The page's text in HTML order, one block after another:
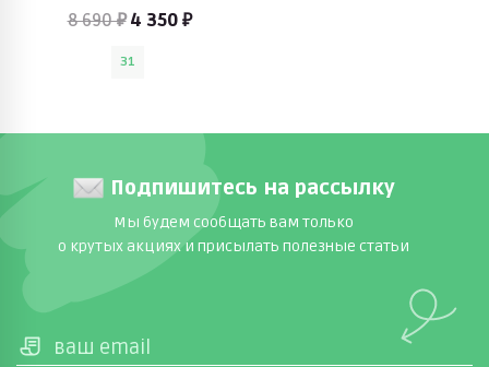
(зеленый)
8 690 ₽ 4 350 ₽
31
Подпишитесь на рассылку
Мы будем сообщать вам только
о крутых акциях и присылать полезные статьи